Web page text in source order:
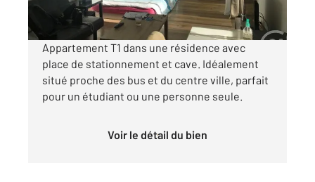
par mois charges comprises
Appartement T1 dans une résidence avec
place de stationnement et cave. Idéalement
situé proche des bus et du centre ville, parfait
pour un étudiant ou une personne seule.
Voir le détail du bien